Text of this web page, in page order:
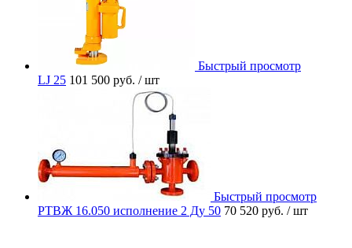
Быстрый просмотр
LJ 25 101 500 руб. / шт
Быстрый просмотр
РТВЖ 16.050 исполнение 2 Ду 50 70 520 руб. / шт